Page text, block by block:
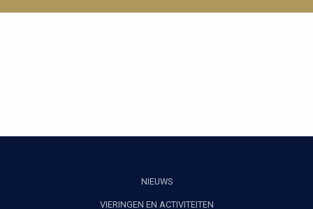
NIEUWS
VIERINGEN EN ACTIVITEITEN